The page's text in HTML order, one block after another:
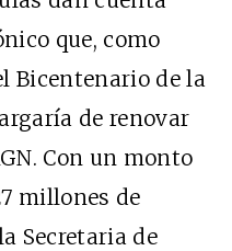
que, como
Bicentenario de la
de renovar
Con un monto
millones de
Secretaria de